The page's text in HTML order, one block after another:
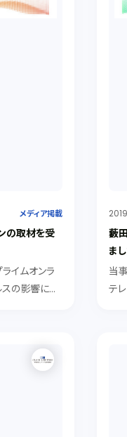
メディア掲載
の取材を受
イムオンラ
の影響によ
藪
ま
当
テ